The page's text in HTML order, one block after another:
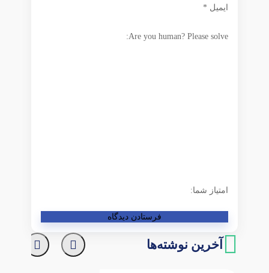
ایمیل *
Are you human? Please solve:
امتیاز شما:
آخرین نوشته‌ها